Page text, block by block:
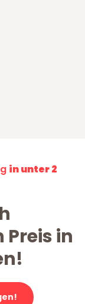
in unter 2
in